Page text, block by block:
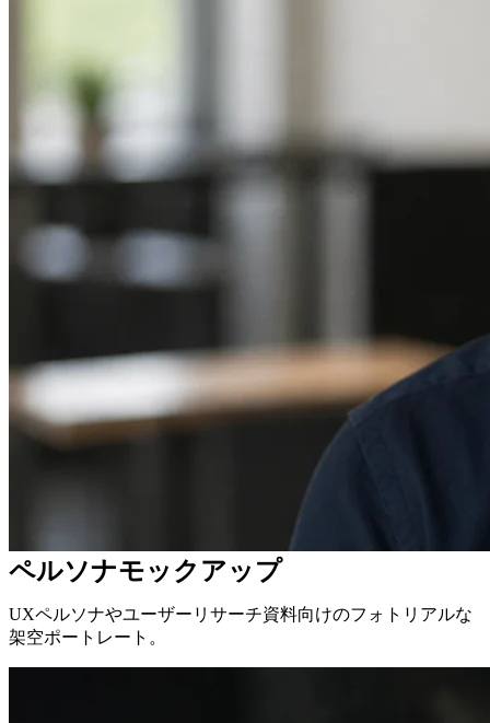
ペルソナモックアップ
UXペルソナやユーザーリサーチ資料向けのフォトリアルな
架空ポートレート。